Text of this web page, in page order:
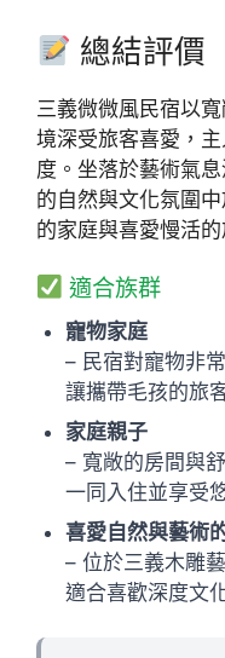
總結評價
三義微微風民宿以
境深受旅客喜愛，
度。坐落於藝術氣
的自然與文化氛圍
的家庭與喜愛慢活的
適合族群
寵物家庭
– 民宿對寵物非
讓攜帶毛孩的旅
家庭親子
– 寬敞的房間與
一同入住並享受
喜愛自然與藝術
– 位於三義木雕
適合喜歡深度文